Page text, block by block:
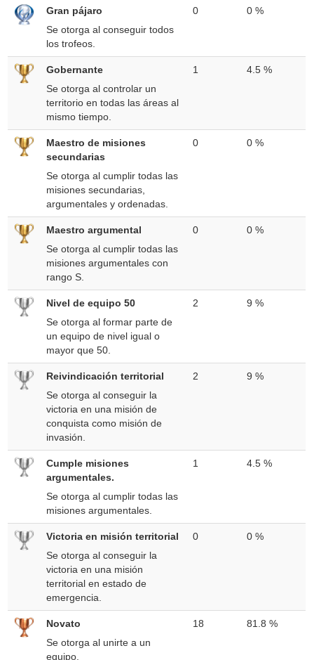
Gran pájaro
Se otorga al conseguir todos
los trofeos.
0 0 %
Gobernante
Se otorga al controlar un
territorio en todas las áreas al
mismo tiempo.
1 4.5 %
Maestro de misiones
secundarias
Se otorga al cumplir todas las
misiones secundarias,
argumentales y ordenadas.
0 0 %
Maestro argumental
Se otorga al cumplir todas las
misiones argumentales con
rango S.
0 0 %
Nivel de equipo 50
Se otorga al formar parte de
un equipo de nivel igual o
mayor que 50.
2 9 %
Reivindicación territorial
Se otorga al conseguir la
victoria en una misión de
conquista como misión de
invasión.
2 9 %
Cumple misiones
argumentales.
Se otorga al cumplir todas las
misiones argumentales.
1 4.5 %
Victoria en misión territorial
Se otorga al conseguir la
victoria en una misión
territorial en estado de
emergencia.
0 0 %
Novato
Se otorga al unirte a un
equipo.
18 81.8 %